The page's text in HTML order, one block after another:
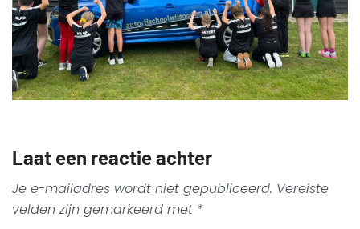
Laat een reactie achter
Je e-mailadres wordt niet gepubliceerd. Vereiste
velden zijn gemarkeerd met *